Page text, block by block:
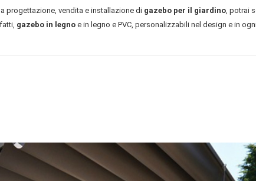
progettazione, vendita e installazione di gazebo per il giardino, potrai
gazebo in legno e in legno e PVC, personalizzabili nel design e in